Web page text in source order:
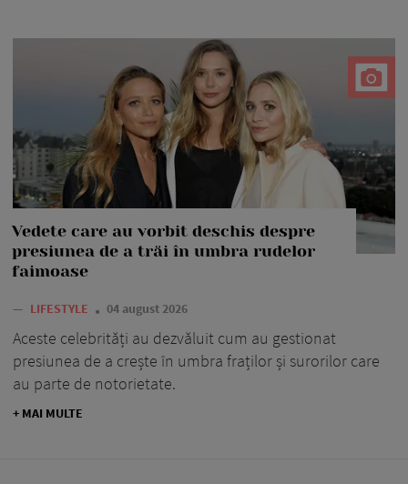
Vedete care au vorbit deschis despre
presiunea de a trăi în umbra rudelor
faimoase
— LIFESTYLE 04 august 2026
Aceste celebrități au dezvăluit cum au gestionat
presiunea de a crește în umbra fraților și surorilor care
au parte de notorietate.
+ MAI MULTE